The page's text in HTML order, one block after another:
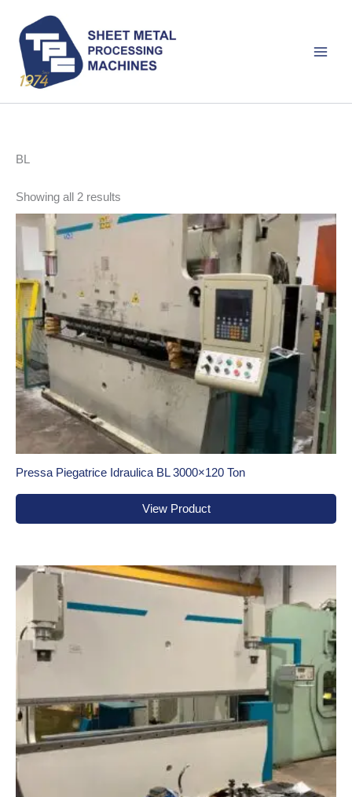
content
BL
Showing all 2 results
latest
Pressa Piegatrice Idraulica BL 3000×120 Ton
View Product